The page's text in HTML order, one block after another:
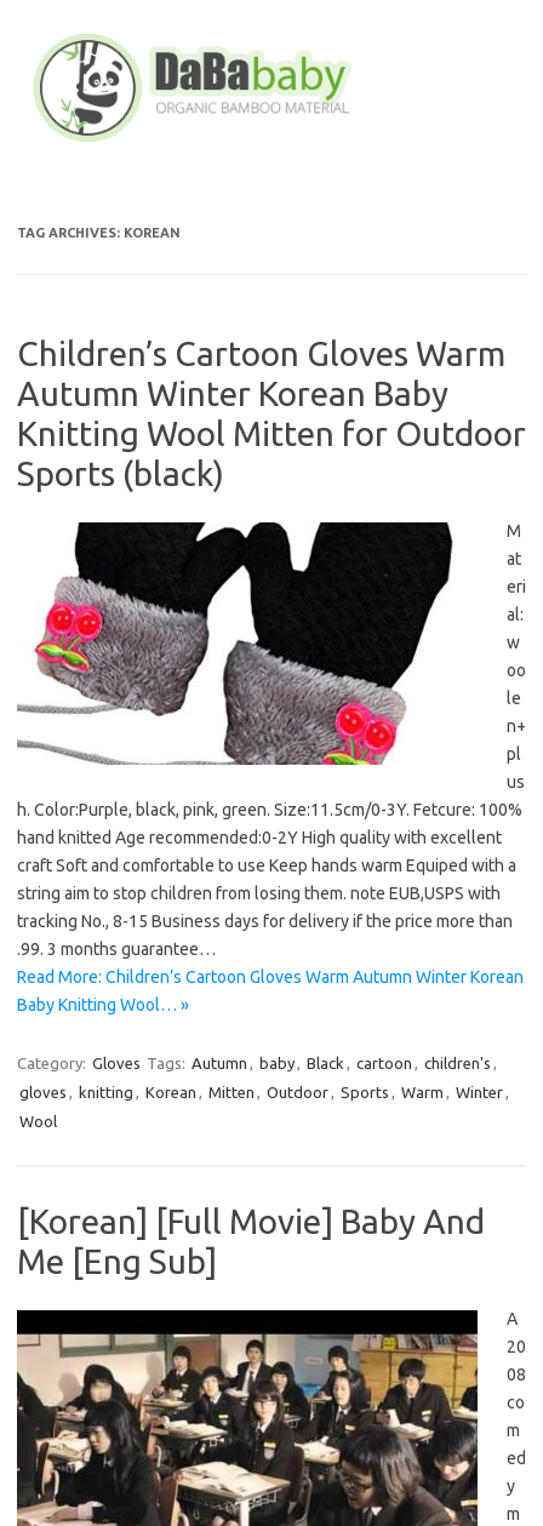
content
TAG ARCHIVES: KOREAN
Children’s Cartoon Gloves Warm
Autumn Winter Korean Baby
Knitting Wool Mitten for Outdoor
Sports (black)
M
at
eri
al:
w
oo
le
n+
pl
us
h. Color:Purple, black, pink, green. Size:11.5cm/0-3Y. Fetcure: 100%
hand knitted Age recommended:0-2Y High quality with excellent
craft Soft and comfortable to use Keep hands warm Equiped with a
string aim to stop children from losing them. note EUB,USPS with
tracking No., 8-15 Business days for delivery if the price more than
.99. 3 months guarantee…
Read More: Children’s Cartoon Gloves Warm Autumn Winter Korean
Baby Knitting Wool… »
Category: Gloves Tags: Autumn , baby, Black , cartoon , children's ,
gloves , knitting , Korean , Mitten , Outdoor, Sports , Warm , Winter,
Wool
[Korean] [Full Movie] Baby And
Me [Eng Sub]
A
20
08
co
m
ed
y
m